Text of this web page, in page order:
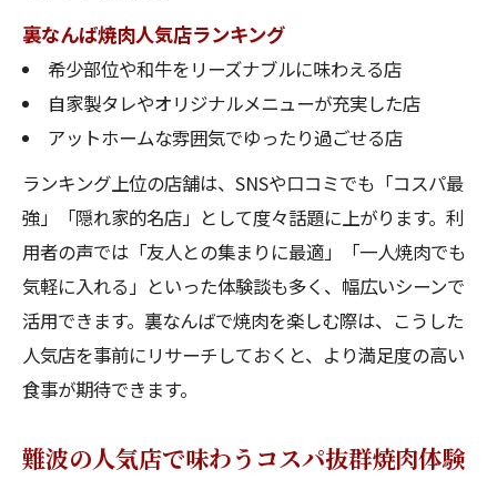
裏なんば焼肉人気店ランキング
希少部位や和牛をリーズナブルに味わえる店
自家製タレやオリジナルメニューが充実した店
アットホームな雰囲気でゆったり過ごせる店
ランキング上位の店舗は、SNSや口コミでも「コスパ最
強」「隠れ家的名店」として度々話題に上がります。利
用者の声では「友人との集まりに最適」「一人焼肉でも
気軽に入れる」といった体験談も多く、幅広いシーンで
活用できます。裏なんばで焼肉を楽しむ際は、こうした
人気店を事前にリサーチしておくと、より満足度の高い
食事が期待できます。
難波の人気店で味わうコスパ抜群焼肉体験